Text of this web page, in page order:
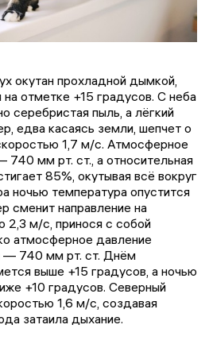
окутан прохладной дымкой,
отметке +15 градусов. С неба
серебристая пыль, а лёгкий
едва касаясь земли, шепчет о
1,7 м/с. Атмосферное
740 мм рт. ст., а относительная
85%, окутывая всё вокруг
ночью температура опустится
сменит направление на
2,3 м/с, принося с собой
атмосферное давление
— 740 мм рт. ст. Днём
выше +15 градусов, а ночью
+10 градусов. Северный
1,6 м/с, создавая
затаила дыхание.